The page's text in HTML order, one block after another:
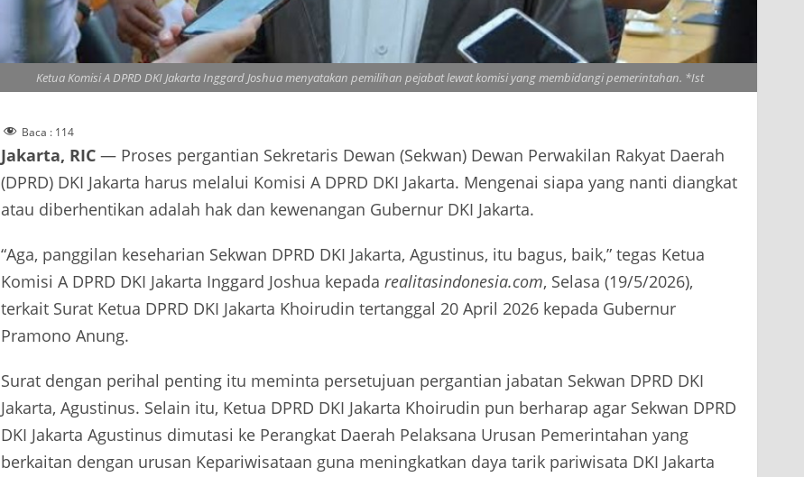
Ketua Komisi A DPRD DKI Jakarta Inggard Joshua menyatakan pemilihan pejabat lewat komisi yang membidangi pemerintahan. *Ist
Baca : 114
Jakarta, RIC — Proses pergantian Sekretaris Dewan (Sekwan) Dewan Perwakilan Rakyat Daerah
(DPRD) DKI Jakarta harus melalui Komisi A DPRD DKI Jakarta. Mengenai siapa yang nanti diangkat
atau diberhentikan adalah hak dan kewenangan Gubernur DKI Jakarta.
“Aga, panggilan keseharian Sekwan DPRD DKI Jakarta, Agustinus, itu bagus, baik,” tegas Ketua
Komisi A DPRD DKI Jakarta Inggard Joshua kepada realitasindonesia.com, Selasa (19/5/2026),
terkait Surat Ketua DPRD DKI Jakarta Khoirudin tertanggal 20 April 2026 kepada Gubernur
Pramono Anung.
Surat dengan perihal penting itu meminta persetujuan pergantian jabatan Sekwan DPRD DKI
Jakarta, Agustinus. Selain itu, Ketua DPRD DKI Jakarta Khoirudin pun berharap agar Sekwan DPRD
DKI Jakarta Agustinus dimutasi ke Perangkat Daerah Pelaksana Urusan Pemerintahan yang
berkaitan dengan urusan Kepariwisataan guna meningkatkan daya tarik pariwisata DKI Jakarta